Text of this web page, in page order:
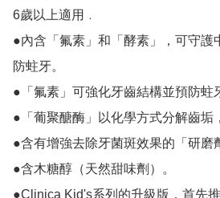
6歲以上適用﹒
●內含「氟素」和「酵素」，可守護
防蛀牙。
●「氟素」可強化牙齒結構並預防蛀
●「葡聚醣酶」以化學方式分解齒垢
●含有增強去除牙菌斑效果的「研磨
●含木糖醇（天然甜味劑）。
●Clinica Kid's系列的升級版，首先